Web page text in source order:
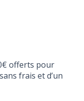
offerts pour
frais et d’un